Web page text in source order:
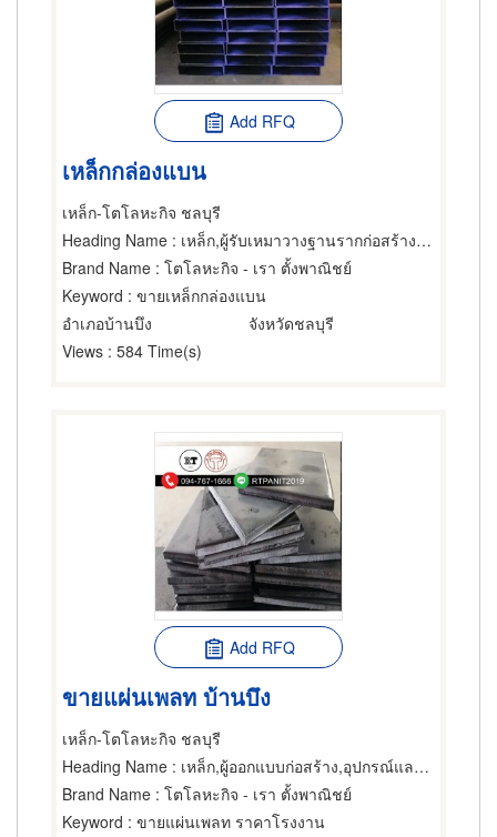
Add RFQ
เหล็กกล่องแบน
เหล็ก-โตโลหะกิจ ชลบุรี
Heading Name : เหล็ก,ผู้รับเหมาวางฐานรากก่อสร้าง,ผู้ออกแบบก่อสร้าง
Brand Name : โตโลหะกิจ - เรา ตั้งพาณิชย์
Keyword : ขายเหล็กกล่องแบน
อำเภอบ้านบึง
จังหวัดชลบุรี
Views : 584 Time(s)
Add RFQ
ขายแผ่นเพลท บ้านบึง
เหล็ก-โตโลหะกิจ ชลบุรี
Heading Name : เหล็ก,ผู้ออกแบบก่อสร้าง,อุปกรณ์และเครื่องใช้สำหรับผู้รับเหมาก่อสร้าง
Brand Name : โตโลหะกิจ - เรา ตั้งพาณิชย์
Keyword : ขายแผ่นเพลท ราคาโรงงาน